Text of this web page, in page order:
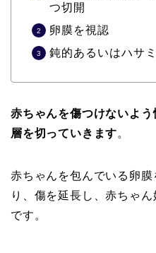
つ切開
卵膜を視認
鈍的あるいはハサ
赤ちゃんを傷つけないよ
層を切っていきます。
赤ちゃんを包んでいる卵
り、傷を延長し、赤ちゃ
です。